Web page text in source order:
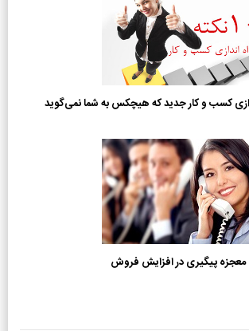
معجزه پیگیری در افزایش فروش